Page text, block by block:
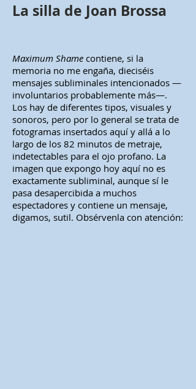
La silla de Joan Brossa
Maximum Shame contiene, si la
memoria no me engaña, dieciséis
mensajes subliminales intencionados —
involuntarios probablemente más—.
Los hay de diferentes tipos, visuales y
sonoros, pero por lo general se trata de
fotogramas insertados aquí y allá a lo
largo de los 82 minutos de metraje,
indetectables para el ojo profano. La
imagen que expongo hoy aquí no es
exactamente subliminal, aunque sí le
pasa desapercibida a muchos
espectadores y contiene un mensaje,
digamos, sutil. Obsérvenla con atención: